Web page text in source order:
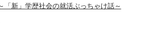
「新」学歴社会の就活ぶっちゃけ話～